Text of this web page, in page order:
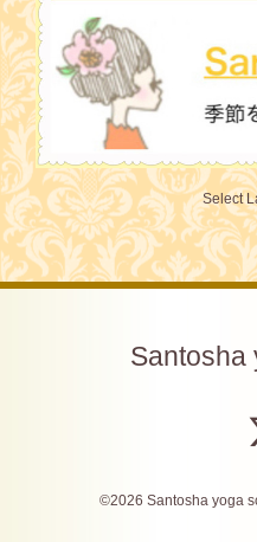
Select
Santosha
©2026 Santosha yoga